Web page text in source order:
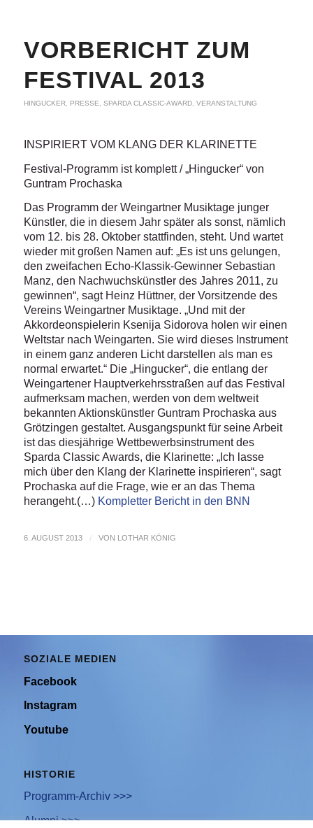
VORBERICHT ZUM
FESTIVAL 2013
HINGUCKER, PRESSE SPARDA CLASSIC-AWARD, VERANSTALTUNG
INSPIRIERT VOM KLANG DER KLARINETTE
Festival-Programm ist komplett / „Hingucker“ von
Guntram Prochaska
Das Programm der Weingartner Musiktage junger
Künstler, die in diesem Jahr später als sonst, nämlich
vom 12. bis 28. Oktober stattfinden, steht. Und wartet
wieder mit großen Namen auf: „Es ist uns gelungen,
den zweifachen Echo-Klassik-Gewinner Sebastian
Manz, den Nachwuchskünstler des Jahres 2011, zu
gewinnen“, sagt Heinz Hüttner, der Vorsitzende des
Vereins Weingartner Musiktage. „Und mit der
Akkordeonspielerin Ksenija Sidorova holen wir einen
Weltstar nach Weingarten. Sie wird dieses Instrument
in einem ganz anderen Licht darstellen als man es
normal erwartet.“ Die „Hingucker“, die entlang der
Weingartener Hauptverkehrsstraßen auf das Festival
aufmerksam machen, werden von dem weltweit
bekannten Aktionskünstler Guntram Prochaska aus
Grötzingen gestaltet. Ausgangspunkt für seine Arbeit
ist das diesjährige Wettbewerbsinstrument des
Sparda Classic Awards, die Klarinette: „Ich lasse
mich über den Klang der Klarinette inspirieren“, sagt
Prochaska auf die Frage, wie er an das Thema
herangeht.(…) Kompletter Bericht in den BNN
6. AUGUST 2013 / VON LOTHAR KÖNIG
SOZIALE MEDIEN
Facebook
Instagram
Youtube
HISTORIE
Programm-Archiv >>>
Alumni >>>